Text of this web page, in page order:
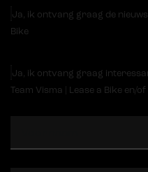
Ja, ik ontvang graag de
Bike
Ja, ik ontvang graag
Team Visma | Lease a Bike en/